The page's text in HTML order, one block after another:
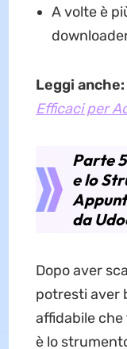
A volte è
Leggi anche:
Efficaci per
Parte
e lo
da
Dopo aver
potresti aver
affidabile
è lo